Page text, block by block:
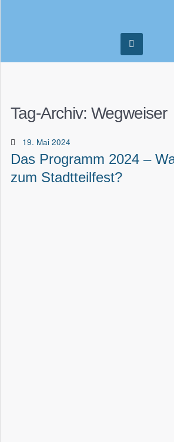
Tag-Archiv: Wegweiser
19. Mai 2024
Das Programm 2024 –
zum Stadtteilfest?